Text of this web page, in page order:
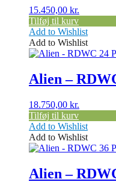
15.450,00 kr.
Tilføj til kurv
Add to Wishlist
Add to Wishlist
Alien –
18.750,00 kr.
Tilføj til kurv
Add to Wishlist
Add to Wishlist
Alien –